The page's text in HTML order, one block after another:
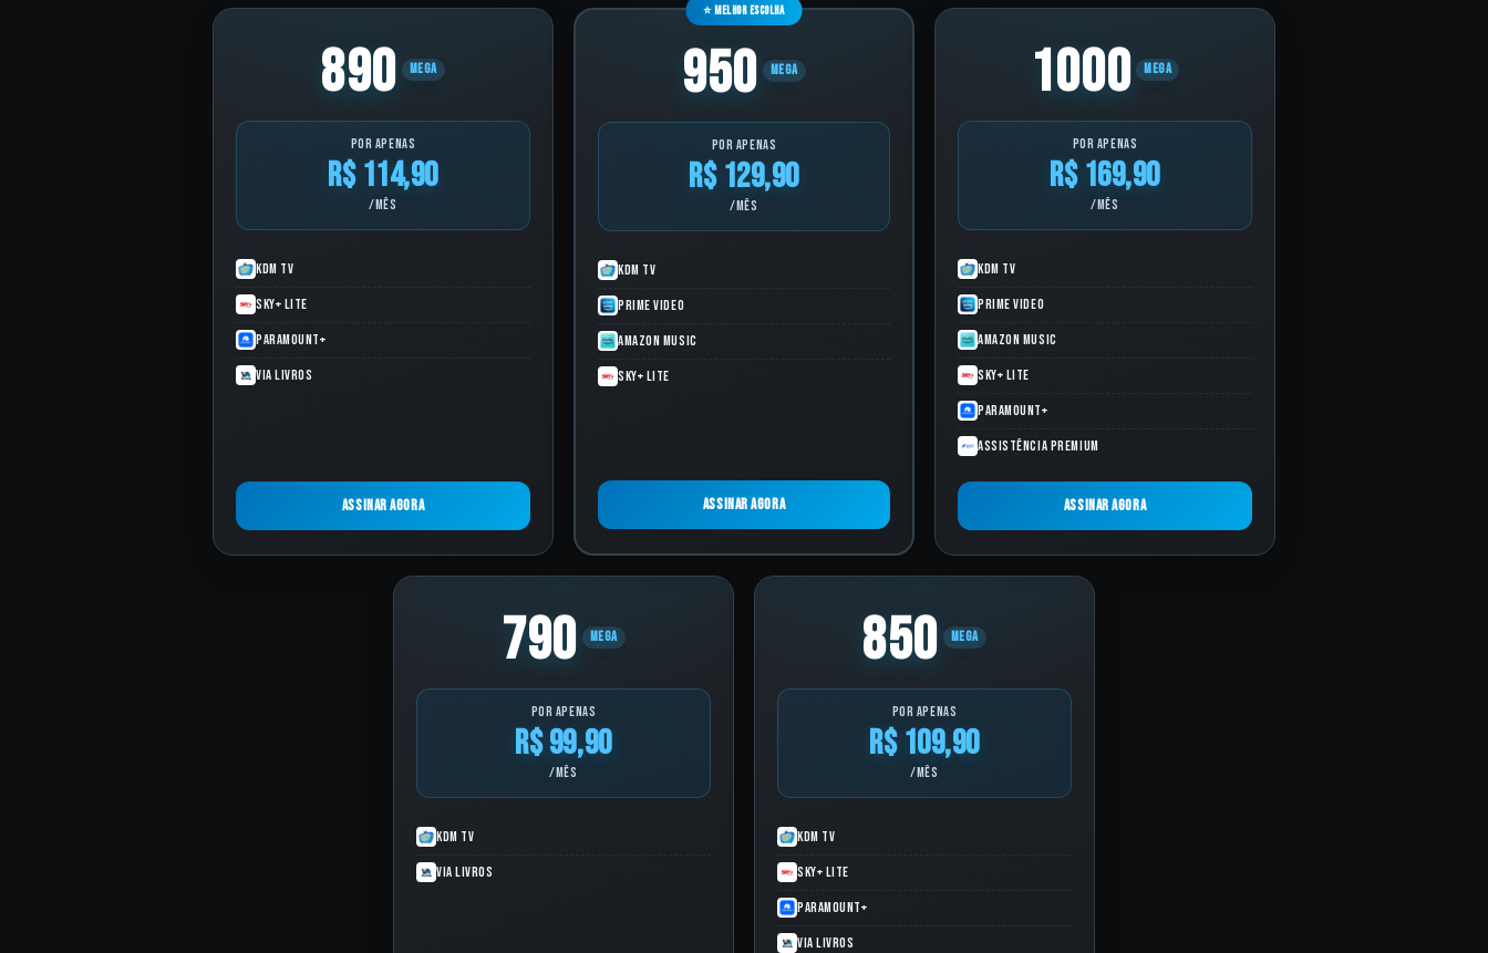
790 MEGA
por apenas
R$ 99,90
/mês
KDM TV
Via Livros
850 MEGA
por apenas
R$ 109,90
/mês
KDM TV
Sky+ Lite
Paramount+
Via Livros
890 MEGA
por apenas
R$ 114,90
/mês
KDM TV
Sky+ Lite
Paramount+
Via Livros
Assinar agora
⭐ MELHOR ESCOLHA
950 MEGA
por apenas
R$ 129,90
/mês
KDM TV
Prime Video
Amazon Music
Sky+ Lite
Assinar agora
1000 MEGA
por apenas
R$ 169,90
/mês
KDM TV
Prime Video
Amazon Music
Sky+ Lite
Paramount+
Assistência Premium
Assinar agora